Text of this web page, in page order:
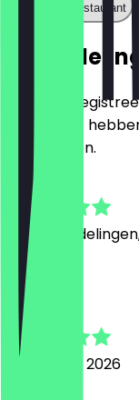
Bel het restaurant
Alleen
restaurant
achterlaten.
614
Valeria
3 augustus 2026